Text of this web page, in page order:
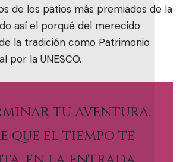
de los patios más premiados de la
así el porqué del merecido
la tradición como Patrimonio
por la UNESCO.
tu aventura,
que el tiempo te